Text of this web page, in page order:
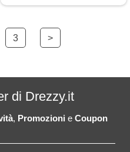
3 >
di Drezzy.it
, Promozioni e Coupon